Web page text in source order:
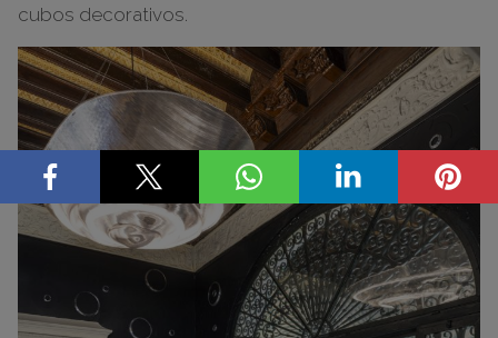
cubos decorativos.